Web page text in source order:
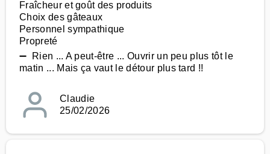
Fraîcheur et goût des produits
Choix des gâteaux
Personnel sympathique
Propreté
➖ Rien ... A peut-être ... Ouvrir un peu plus tôt le
matin ... Mais ça vaut le détour plus tard !!
Claudie
25/02/2026